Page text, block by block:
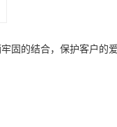
固的结合，保护客户的